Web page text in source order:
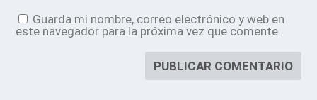
Guarda mi nombre, correo electrónico y web en
este navegador para la próxima vez que comente.